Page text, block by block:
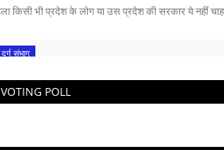
किसी भी प्रदेश के लोग या उस प्रदेश की सरकार ये नहीं
दुर्ग संभाग
VOTING POLL